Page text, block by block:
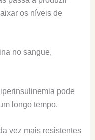
os níveis de
no sangue,
pode
longo tempo.
vez mais resistentes